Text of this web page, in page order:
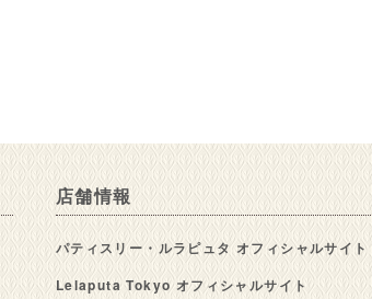
店舗情報
パティスリー・ルラピュタ オフィシャルサイト
Lelaputa Tokyo オフィシャルサイト